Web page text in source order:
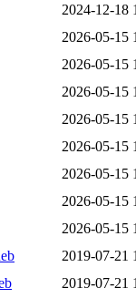
2024-12-18
2026-05-15
2026-05-15
2026-05-15
2026-05-15
2026-05-15
2026-05-15
2026-05-15
2026-05-15
2019-07-21
2019-07-21